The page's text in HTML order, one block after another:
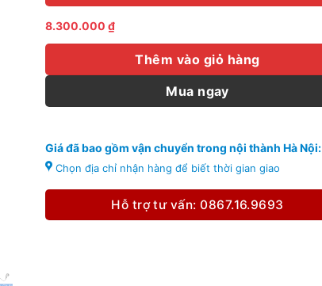
8.300.000 ₫
Thêm vào giỏ hàng
Mua ngay
Giá đã bao gồm vận chuyển trong nội thành Hà Nội:
Chọn địa chỉ nhận hàng để biết thời gian giao
Hỗ trợ tư vấn: 0867.16.9693